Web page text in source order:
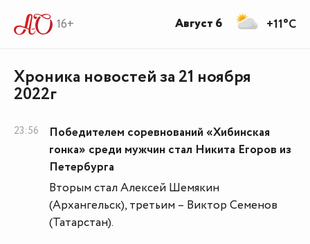
16+
Хроника новостей за 21 ноября
2022г
23:56
Победителем соревнований «Хибинская
гонка» среди мужчин стал Никита Егоров из
Петербурга
Вторым стал Алексей Шемякин
(Архангельск), третьим – Виктор Семенов
(Татарстан).
+11°C
Август 6